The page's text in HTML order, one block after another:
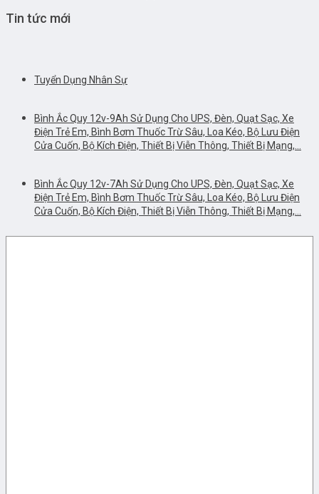
Tin tức mới
Tuyển Dụng Nhân Sự
Bình Ắc Quy 12v-9Ah Sử Dụng Cho UPS, Đèn, Quạt Sạc, Xe
Điện Trẻ Em, Bình Bơm Thuốc Trừ Sâu, Loa Kéo, Bộ Lưu Điện
Cửa Cuốn, Bộ Kích Điện, Thiết Bị Viễn Thông, Thiết Bị Mạng,…
Bình Ắc Quy 12v-7Ah Sử Dụng Cho UPS, Đèn, Quạt Sạc, Xe
Điện Trẻ Em, Bình Bơm Thuốc Trừ Sâu, Loa Kéo, Bộ Lưu Điện
Cửa Cuốn, Bộ Kích Điện, Thiết Bị Viễn Thông, Thiết Bị Mạng,…